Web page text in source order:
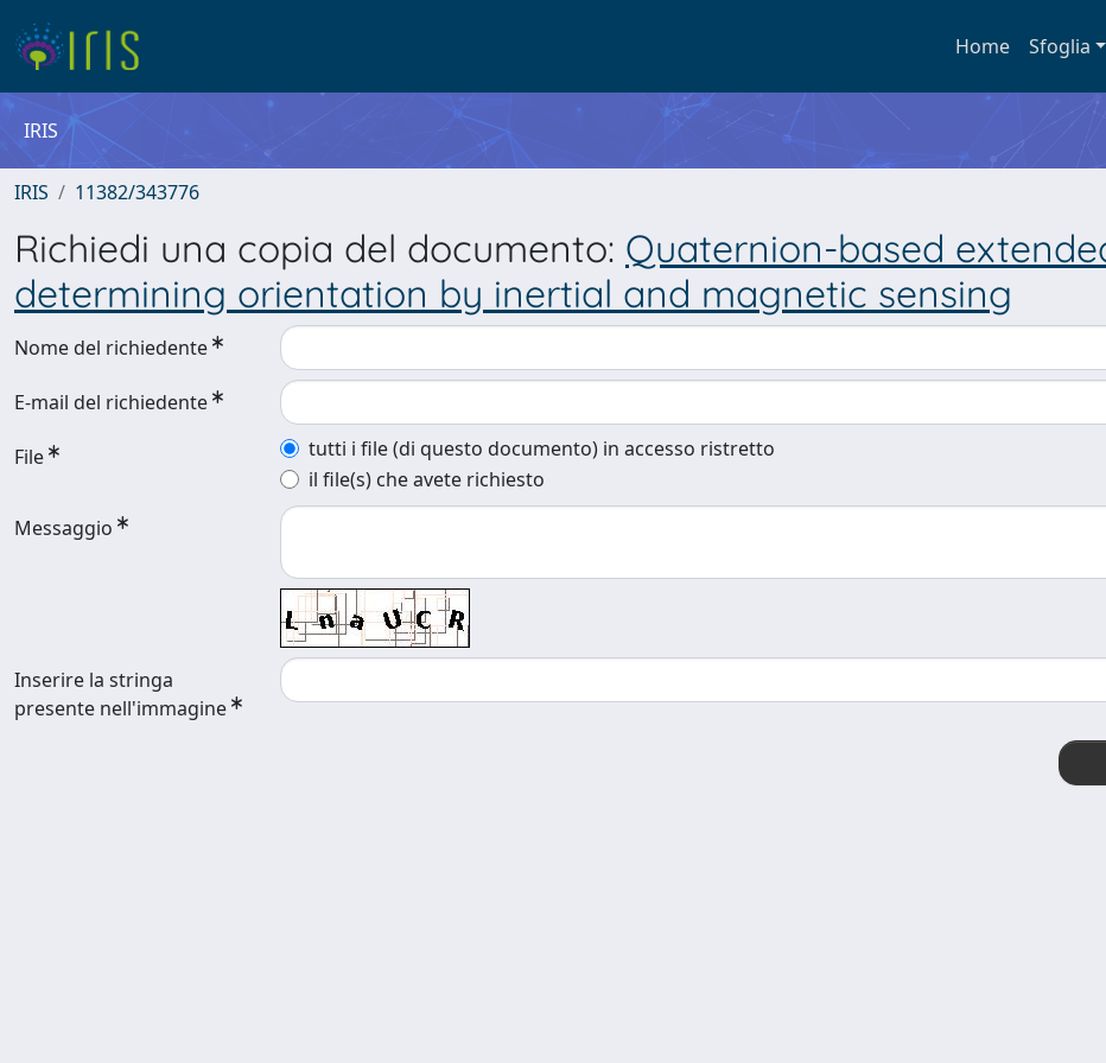
Home Sfoglia
IRIS
IRIS 11382/343776
Richiedi una copia del documento: Quaternion-based
determining orientation by inertial and magnetic sensing
Nome del richiedente
E-mail del richiedente
File
tutti i file (di questo documento) in accesso ristretto
il file(s) che avete richiesto
Messaggio
Inserire la stringa
presente nell'immagine